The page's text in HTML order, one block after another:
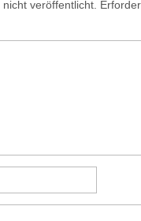
veröffentlicht.